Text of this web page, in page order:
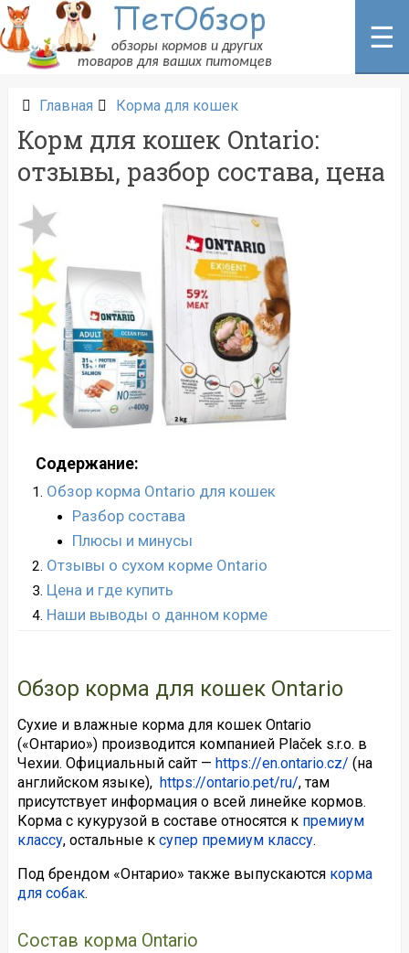
Перейти
к
содержанию
☰
Главная Корма для кошек
Корм для кошек Ontario:
отзывы, разбор состава, цена
Содержание:
Обзор корма Ontario для кошек
Разбор состава
Плюсы и минусы
Отзывы о сухом корме Ontario
Цена и где купить
Наши выводы о данном корме
Обзор корма для кошек Ontario
Сухие и влажные корма для кошек Ontario
(«Онтарио») производится компанией Plaček s.r.o. в
Чехии. Официальный сайт — https://en.ontario.cz/ (на
английском языке), https://ontario.pet/ru/, там
присутствует информация о всей линейке кормов.
Корма с кукурузой в составе относятся к премиум
классу, остальные к супер премиум классу.
Под брендом «Онтарио» также выпускаются корма
для собак.
Состав корма Ontario